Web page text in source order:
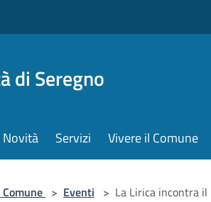
di Seregno
Novità Servizi Vivere il Comune
> Eventi > La Lirica incontra il